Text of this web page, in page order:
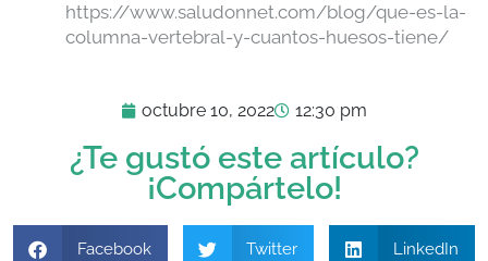
https://www.saludonnet.com/blog/que-es-la-
columna-vertebral-y-cuantos-huesos-tiene/
octubre 10, 2022 12:30 pm
¿Te gustó este artículo?
¡Compártelo!
Facebook Twitter LinkedIn